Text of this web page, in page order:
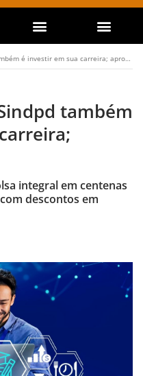
é investir em sua carreira; aproveite!
também
integral em centenas
descontos em